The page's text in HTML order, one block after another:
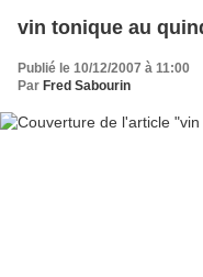
vin tonique au
Publié le 10/12/2007 à 11:00
Par Fred Sabourin